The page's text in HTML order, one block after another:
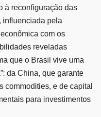
à reconfiguração das
influenciada pela
com os
reveladas
que o Brasil vive uma
da China, que garante
commodities, e de capital
para investimentos